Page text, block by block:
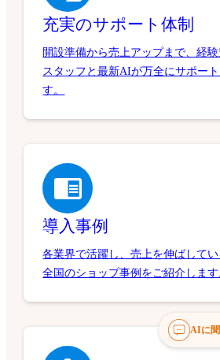
充実のサポート体制
開設準備から売上アップまで、経
スタッフと最新AIが万全にサポート
す。
導入事例
各業界で活躍し、売上を伸ばして
全国のショップ事例をご紹介します
AIに